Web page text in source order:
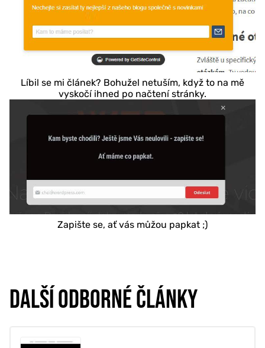
Líbil se mi článek? Bohužel netuším, když to na mě
vyskočí ihned po načtení stránky.
Zapište se, ať vás můžou papkat ;)
DALŠÍ ODBORNÉ ČLÁNKY